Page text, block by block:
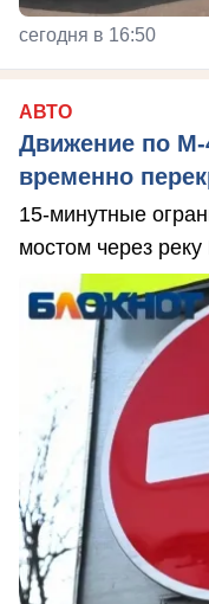
сегодня в 16:50
АВТО
Движение по М-
временно
15-минутные
мостом через реку